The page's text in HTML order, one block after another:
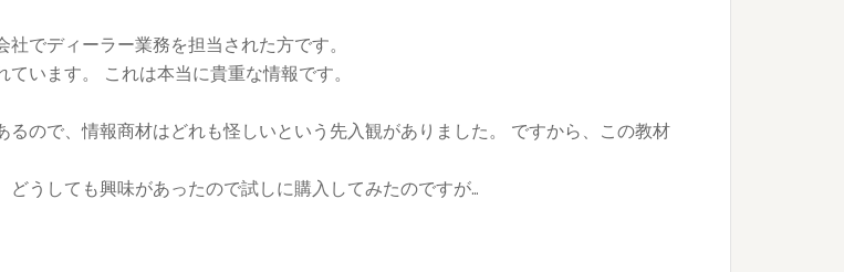
でディーラー業務を担当された方です。
います。 これは本当に貴重な情報です。
ので、情報商材はどれも怪しいという先入観がありました。 ですから、この教材
うしても興味があったので試しに購入してみたのですが…